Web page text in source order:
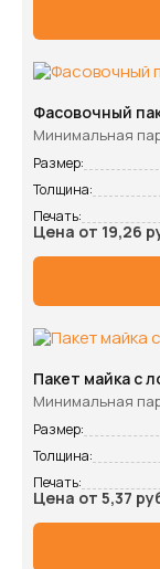
Фасовочный
Минимальная
Размер:
Толщина:
Печать:
Цена от 19,26
Пакет майка с
Минимальная
Размер:
Толщина:
Печать:
Цена от 5,37